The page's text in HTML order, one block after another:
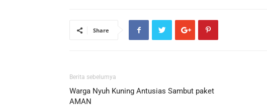
Share
Berita sebelumya
Warga Nyuh Kuning Antusias Sambut paket
AMAN